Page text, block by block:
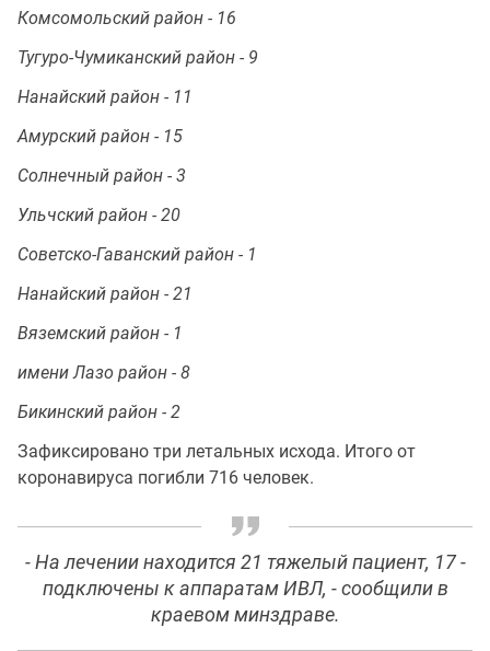
Комсомольский район - 16
Тугуро-Чумиканский район - 9
Нанайский район - 11
Амурский район - 15
Солнечный район - 3
Ульчский район - 20
Советско-Гаванский район - 1
Нанайский район - 21
Вяземский район - 1
имени Лазо район - 8
Бикинский район - 2
Зафиксировано три летальных исхода. Итого от
коронавируса погибли 716 человек.
- На лечении находится 21 тяжелый пациент, 17 -
подключены к аппаратам ИВЛ, - сообщили в
краевом минздраве.